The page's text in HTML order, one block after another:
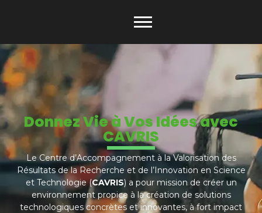
Donnez Vie à Vos Idées avec
CAVRIS
Le Centre d’Accompagnement à la Valorisation des
Résultats de la Recherche et de l’Innovation en Science
et Technologie (CAVRIS) a pour mission de créer un
environnement propice à la création de solutions
technologiques concrètes et innovantes, à fort impact